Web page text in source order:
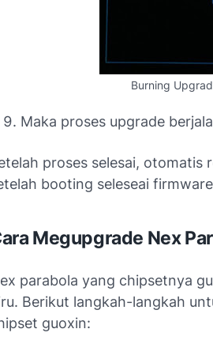
Burning
Maka proses upgrade
proses selesai,
booting seleseai
Megupgrade Nex
parabola yang chipsetnya
Berikut langkah-langkah
guoxin: